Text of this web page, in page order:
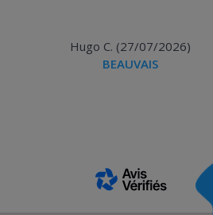
Hugo C. (27/07/2026)
BEAUVAIS